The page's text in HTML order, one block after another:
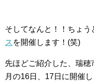
そしてなんと！！ちょ
ス を開催します！(笑)
先ほどご紹介した、瑞
月の16日、17日に開催し